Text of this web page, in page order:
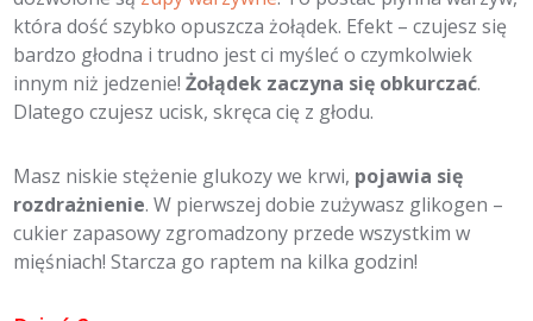
która dość szybko opuszcza żołądek. Efekt – czujesz się
bardzo głodna i trudno jest ci myśleć o czymkolwiek
innym niż jedzenie!Żołądek zaczyna się obkurczać.
Dlatego czujesz ucisk, skręca cię z głodu.
Masz niskie stężenie glukozy we krwi, pojawia się
rozdrażnienie. W pierwszej dobie zużywasz glikogen –
cukier zapasowy zgromadzony przede wszystkim w
mięśniach! Starcza go raptem na kilka godzin!